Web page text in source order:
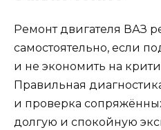
Ремонт двигателя ВАЗ
самостоятельно, если
и не экономить на
Правильная
и проверка
долгую и спокойную